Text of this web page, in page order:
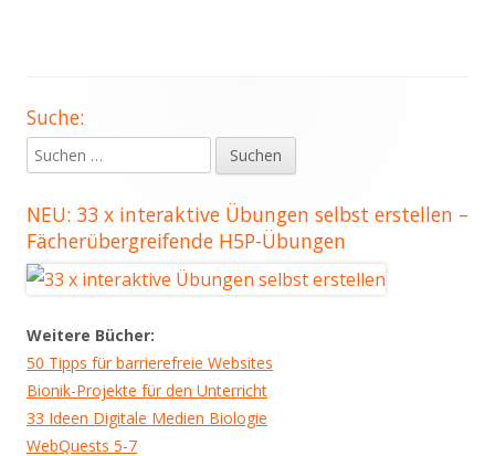
Haupt-
Seitenleiste
Suche:
Suchen
nach:
NEU: 33 x interaktive Übungen selbst erstellen –
Fächerübergreifende H5P-Übungen
Weitere Bücher:
50 Tipps für barrierefreie Websites
Bionik-Projekte für den Unterricht
33 Ideen Digitale Medien Biologie
WebQuests 5-7